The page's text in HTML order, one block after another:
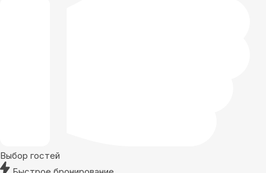
Выбор гостей